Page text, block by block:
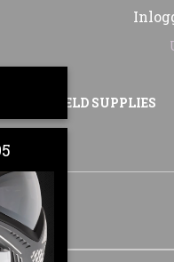
FIELD SUPPLIES